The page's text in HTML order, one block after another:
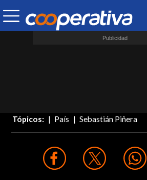
Tópicos: País Sebastián Piñera